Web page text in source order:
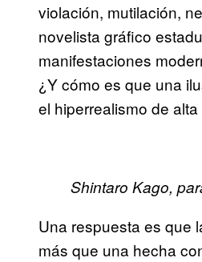
violación, mutilación,
novelista gráfico
manifestaciones
¿Y cómo es que una
el hiperrealismo de
Shintaro Kago,
Una respuesta es que
más que una hecha